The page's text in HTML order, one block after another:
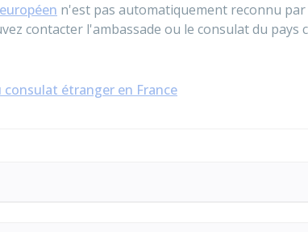
n'est pas automatiquement reconnu
contacter l'ambassade ou le consulat du pays
consulat étranger en France